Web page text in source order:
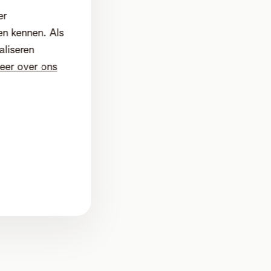
kennen. Als
over ons